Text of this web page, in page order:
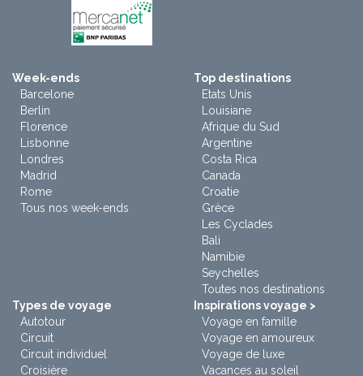
Week-ends
Barcelone
Berlin
Florence
Lisbonne
Londres
Madrid
Rome
Tous nos week-ends
Top destinations
Etats Unis
Louisiane
Afrique du Sud
Argentine
Costa Rica
Canada
Croatie
Grèce
Les Cyclades
Bali
Namibie
Seychelles
Toutes nos destinations
Types de voyage
Autotour
Circuit
Circuit individuel
Croisière
Inspirations voyage >
Voyage en famille
Voyage en amoureux
Voyage de luxe
Vacances au soleil